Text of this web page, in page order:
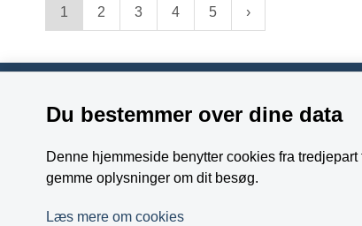
1 2 3 4 5
Havarikommissionen
Jættevej 50A, 1. sal, mf.
4100 Ringsted
E-
Du bestemmer over dine data
Denne hjemmeside benytter cookies fra
gemme oplysninger om dit besøg.
Læs mere om cookies